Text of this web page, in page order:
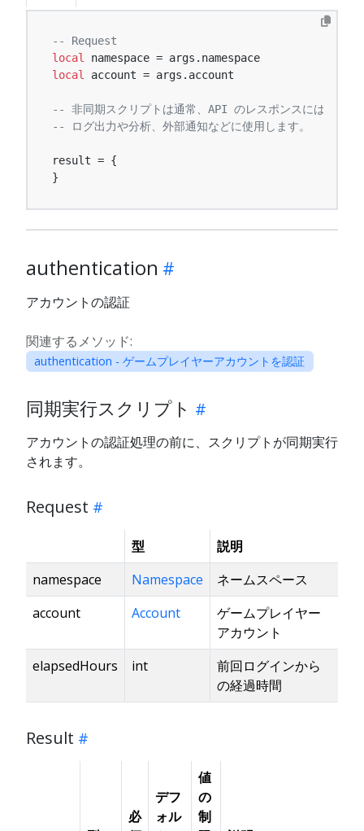
-- Request
local
local
account = args.account
-- 非同期スクリプトは通常、API のレスポンスには影響を
-- ログ出力や分析、外部通知などに使用します。
result = {
}
authentication
アカウントの認証
関連するメソッド:
authentication - ゲームプレイヤーアカウントを認証
同期実行スクリプト
アカウントの認証処理の前に、スクリプトが同期実行
されます。
Request
型
説明
namespace
Namespace
ネームスペース
account
Account
ゲームプレイヤー
アカウント
elapsedHours
int
前回ログインから
の経過時間
Result
必
デフ
ォル
値
の
制